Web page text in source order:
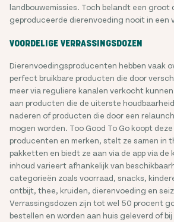
landbouwemissies. Toch belandt een groot
geproduceerde dierenvoeding nooit in een
VOORDELIGE VERRASSINGSDOZEN
Dierenvoedingsproducenten hebben vaak
perfect bruikbare producten die door
meer via reguliere kanalen verkocht
aan producten die de uiterste
naderen of producten die door een
mogen worden. Too Good To Go koopt
producenten en merken, stelt ze samen in
pakketten en biedt ze aan via de app via de
inhoud varieert afhankelijk van
categorieën zoals voorraad, snacks,
ontbijt, thee, kruiden, dierenvoeding en
Verrassingsdozen zijn tot wel 50 procent
bestellen en worden aan huis geleverd of